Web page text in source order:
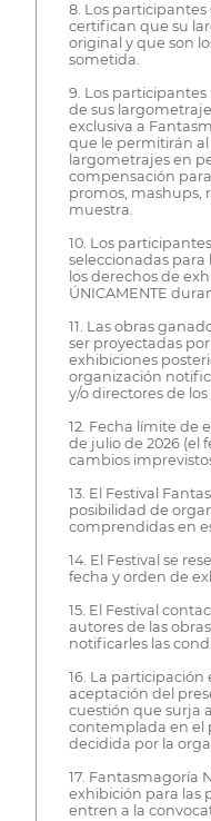
8. Los
certifican que su
original y que son
sometida.
9. Los
de sus
exclusiva a
que le permitirán al
largometrajes en
compensación
promos, mashups,
muestra.
10. Los
seleccionadas
los derechos de
ÚNICAMENTE
11. Las obras
ser proyectadas
exhibiciones
organización
y/o directores de
12. Fecha límite de
de julio de 2026 (el
cambios
13. El Festival
posibilidad de
comprendidas en
14. El Festival se
fecha y orden de
15. El Festival
autores de las
notificarles las
16. La participación
aceptación del
cuestión que surja
contemplada en el
decidida por la
17. Fantasmagoría
exhibición para las
entren a la